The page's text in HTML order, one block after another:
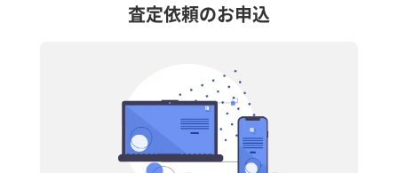
査定依頼のお申込